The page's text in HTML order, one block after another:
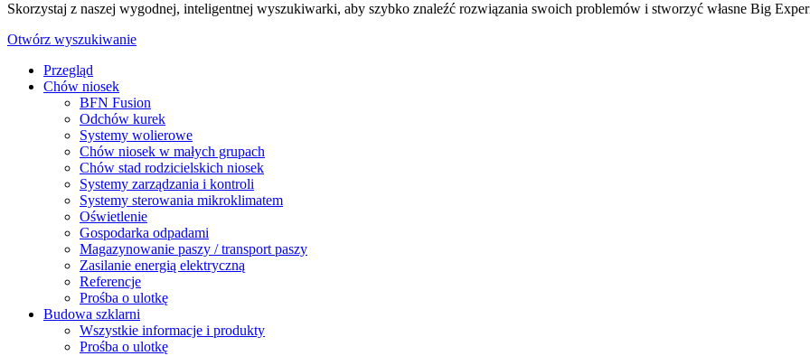
Skorzystaj z naszej wygodnej, inteligentnej wyszukiwarki, aby szybko znaleźć rozwiązania swoich problemów i stworzyć własne Big
Otwórz wyszukiwanie
Przegląd
Chów niosek
BFN Fusion
Odchów kurek
Systemy wolierowe
Chów niosek w małych grupach
Chów stad rodzicielskich niosek
Systemy zarządzania i kontroli
Systemy sterowania mikroklimatem
Oświetlenie
Gospodarka odpadami
Magazynowanie paszy / transport paszy
Zasilanie energią elektryczną
Referencje
Prośba o ulotkę
Budowa szklarni
Wszystkie informacje i produkty
Prośba o ulotkę